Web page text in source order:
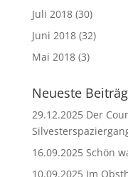
Juli 2018(30)
Juni 2018(32)
Mai 2018(3)
Neueste
29.12.2025 Der
16.09.2025 Schön
10.09.2025 Im